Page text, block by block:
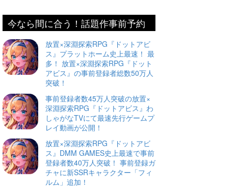
今なら間に合う！話題作事前予約
放置×深淵探索RPG『ドットアビ
ス』プラットホーム史上最速！ 最
多！ 放置×深淵探索RPG『ドット
アビス』の事前登録者総数50万人
突破！
事前登録者数45万人突破の放置×
深淵探索RPG『ドットアビス』わ
しゃがなTVにて最速先行ゲームプ
レイ動画が公開！
放置×深淵探索RPG『ドットアビ
ス』DMM GAMES史上最速で事前
登録者数40万人突破！ 事前登録ガ
チャに新SSRキャラクター「フィ
ルム」追加！